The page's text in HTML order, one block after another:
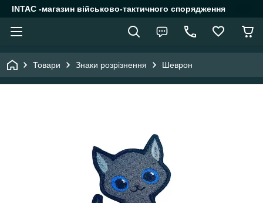
INTAC -магазин військово-тактичного спорядження
Товари Знаки розрізнення Шеврон